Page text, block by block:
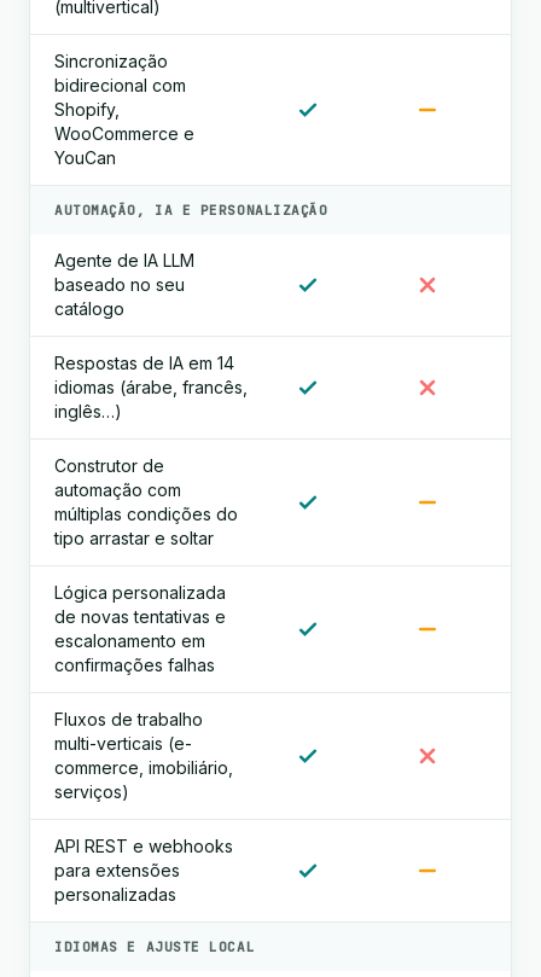
(multivertical)
Sincronização
bidirecional com
Shopify,
WooCommerce e
YouCan
AUTOMAÇÃO, IA E PERSONALIZAÇÃO
Agente de IA LLM
baseado no seu
catálogo
Respostas de IA em 14
idiomas (árabe, francês,
inglês…)
Construtor de
automação com
múltiplas condições do
tipo arrastar e soltar
Lógica personalizada
de novas tentativas e
escalonamento em
confirmações falhas
Fluxos de trabalho
multi-verticais (e-
commerce, imobiliário,
serviços)
API REST e webhooks
para extensões
personalizadas
IDIOMAS E AJUSTE LOCAL